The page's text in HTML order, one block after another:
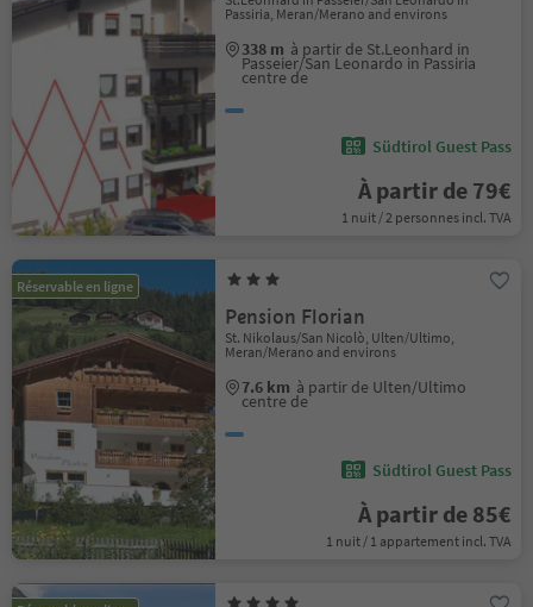
Passiria, Meran/Merano and environs
338 m à partir de St.Leonhard in
Passeier/San Leonardo in Passiria
centre de
Südtirol Guest Pass
À partir de 79€
1 nuit / 2 personnes incl. TVA
Réservable en ligne
Pension Florian
St. Nikolaus/San Nicolò, Ulten/Ultimo,
Meran/Merano and environs
7.6 km à partir de Ulten/Ultimo
centre de
Südtirol Guest Pass
À partir de 85€
1 nuit / 1 appartement incl. TVA